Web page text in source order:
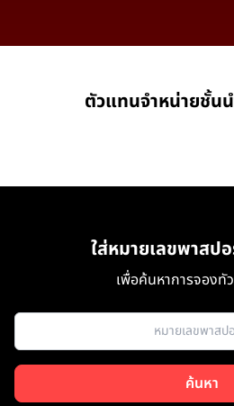
ตัวแทนจำหน่ายชั้น
ใส่หมายเลขพาส
เพื่อค้นหาการจอง
ค้นหา